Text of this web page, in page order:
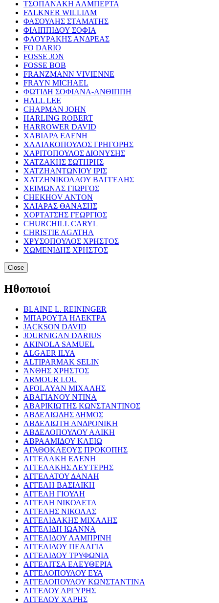
ΤΣΟΠΑΝΑΚΗ ΑΛΜΠΕΡΤΑ
FALKNER WILLIAM
ΦΑΣΟΥΛΗΣ ΣΤΑΜΑΤΗΣ
ΦΙΛΙΠΠΙΔΟΥ ΣΟΦΙΑ
ΦΛΟΥΡΑΚΗΣ ΑΝΔΡΕΑΣ
FO DARIO
FOSSE JON
FOSSE BOB
FRANZMANN VIVIENNE
FRAYN MICHAEL
ΦΩΤΙΔΗ ΣΟΦΙΑΝΑ-ΑΝΘΙΠΠΗ
HALL LEE
CHAPMAN JOHN
HARLING ROBERT
HARROWER DAVID
ΧΑΒΙΑΡΑ ΕΛΕΝΗ
ΧΑΛΙΑΚΟΠΟΥΛΟΣ ΓΡΗΓΟΡΗΣ
ΧΑΡΙΤΟΠΟΥΛΟΣ ΔΙΟΝΥΣΗΣ
ΧΑΤΖΑΚΗΣ ΣΩΤΗΡΗΣ
ΧΑΤΖΗΑΝΤΩΝΙΟΥ ΙΡΙΣ
ΧΑΤΖΗΝΙΚΟΛΑΟΥ ΒΑΓΓΕΛΗΣ
ΧΕΙΜΩΝΑΣ ΓΙΩΡΓΟΣ
CHEKHOV ANTON
ΧΛΙΑΡΑΣ ΘΑΝΑΣΗΣ
ΧΟΡΤΑΤΣΗΣ ΓΕΩΡΓΙΟΣ
CHURCHILL CARYL
CHRISTIE AGATHA
ΧΡΥΣΟΠΟΥΛΟΣ ΧΡΗΣΤΟΣ
ΧΩΜΕΝΙΔΗΣ ΧΡΗΣΤΟΣ
Close
Ηθοποιοί
BLAINE L. REININGER
ΜΠΑΡΟΥΤΑ ΗΛΕΚΤΡΑ
JACKSON DAVID
JOURNIGAN DARIUS
AKINOLA SAMUEL
ALGAER ILYA
ALTIPARMAK SELIN
ΆΝΘΗΣ ΧΡΗΣΤΟΣ
ARMOUR LOU
AFOLAYAN ΜΙΧΑΛΗΣ
ΑΒΑΓΙΑΝΟΥ ΝΤΙΝΑ
ΑΒΑΡΙΚΙΩΤΗΣ ΚΩΝΣΤΑΝΤΙΝΟΣ
ΑΒΔΕΛΙΩΔΗΣ ΔΗΜΟΣ
ΑΒΔΕΛΙΩΤΗ ΑΝΔΡΟΝΙΚΗ
ΑΒΔΕΛΟΠΟΥΛΟΥ ΑΛΙΚΗ
ΑΒΡΑΑΜΙΔΟΥ ΚΛΕΙΩ
ΑΓΑΘΟΚΛΕΟΥΣ ΠΡΟΚΟΠΗΣ
ΑΓΓΕΛΑΚΗ ΕΛΕΝΗ
ΑΓΓΕΛΑΚΗΣ ΛΕΥΤΕΡΗΣ
ΑΓΓΕΛΑΤΟΥ ΔΑΝΑΗ
ΑΓΓΕΛΗ ΒΑΣΙΛΙΚΗ
ΑΓΓΕΛΗ ΓΙΟΥΛΗ
ΑΓΓΕΛΗ ΝΙΚΟΛΕΤΑ
ΑΓΓΕΛΗΣ ΝΙΚΟΛΑΣ
ΑΓΓΕΛΙΔΑΚΗΣ ΜΙΧΑΛΗΣ
ΑΓΓΕΛΙΔΗ ΙΩΑΝΝΑ
ΑΓΓΕΛΙΔΟΥ ΛΑΜΠΡΙΝΗ
ΑΓΓΕΛΙΔΟΥ ΠΕΛΑΓΙΑ
ΑΓΓΕΛΙΔΟΥ ΤΡΥΦΩΝΙΑ
ΑΓΓΕΛΙΤΣΑ ΕΛΕΥΘΕΡΙΑ
ΑΓΓΕΛΟΠΟΥΛΟΥ ΕΥΑ
ΑΓΓΕΛΟΠΟΥΛΟΥ ΚΩΝΣΤΑΝΤΙΝΑ
ΑΓΓΕΛΟΥ ΑΡΓΥΡΗΣ
ΑΓΓΕΛΟΥ ΧΑΡΗΣ